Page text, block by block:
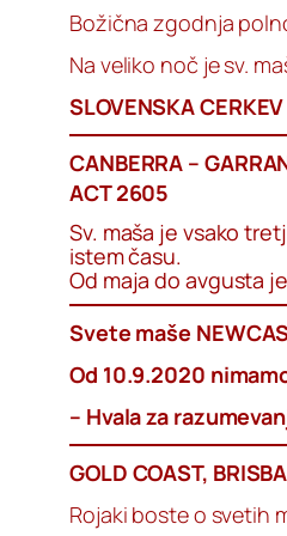
Božična zgodnja
Na veliko noč je sv.
SLOVENSKA
CANBERRA –
ACT 2605
Sv. maša je vsako
istem času.
Od maja do avgusta
Svete maše
Od 10.9.2020
– Hvala za
GOLD COAST,
Rojaki boste o svetih